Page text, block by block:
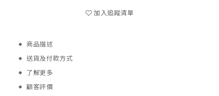
加入追蹤清單
商品描述
送貨及付款方式
了解更多
顧客評價